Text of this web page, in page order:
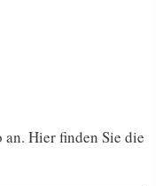
Hier finden Sie die